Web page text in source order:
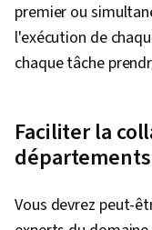
des
des
premier ou
l'exécution de
chaque tâche
Faciliter la
Vous devrez peut-